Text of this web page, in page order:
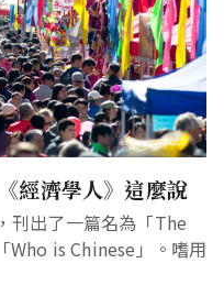
經濟學人》這麼說
刊出了一篇名為「The
is Chinese」。嗜用